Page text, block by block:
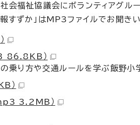
社会福祉協議会にボランティアグル
すずか」はMP3ファイルでお聞きい
86.8KB）
乗り方や交通ルールを学ぶ飯野小
）
3.2MB）